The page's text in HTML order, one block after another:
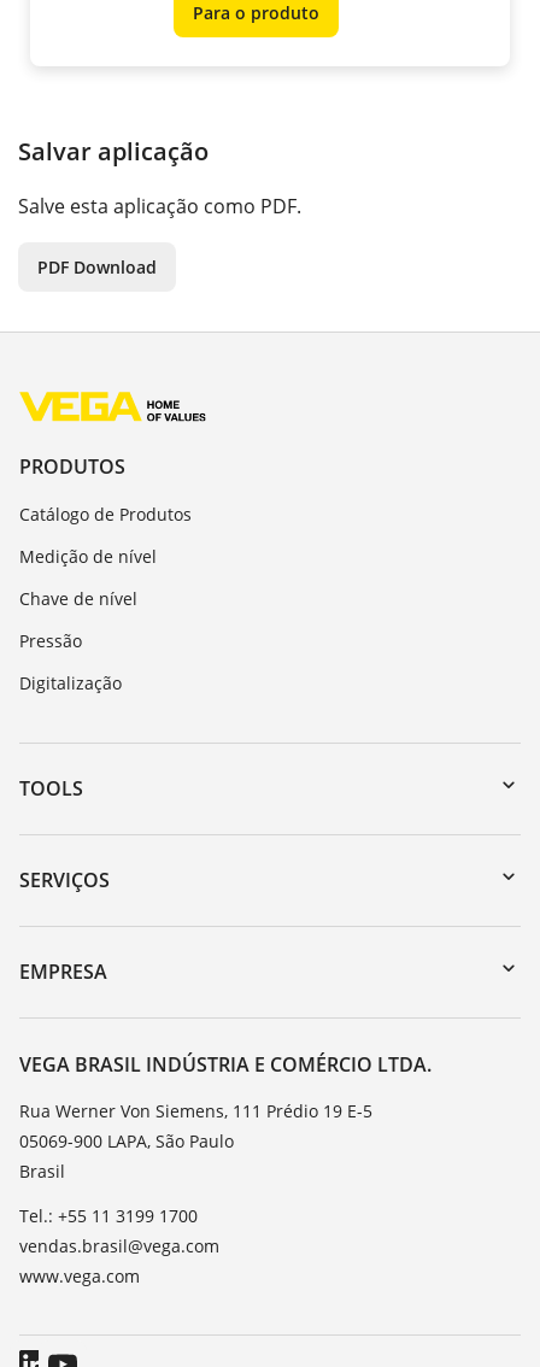
Para o produto
Salvar aplicação
Salve esta aplicação como PDF.
PDF Download
PRODUTOS
Catálogo de Produtos
Medição de nível
Chave de nível
Pressão
Digitalização
TOOLS
Downloads
Busca por número de série
DTM Collection/PACTware
SERVIÇOS
Retorno do dispositivo
Suporte
Constantes dielétricas
EMPRESA
Sobre a VEGA
Contato
Noticias
Imprensa
Blog
VEGA BRASIL INDÚSTRIA E COMÉRCIO LTDA.
Rua Werner Von Siemens, 111 Prédio 19 E-5
05069-900 LAPA, São Paulo
Brasil
Tel.: +55 11 3199 1700
vendas.brasil@vega.com
www.vega.com